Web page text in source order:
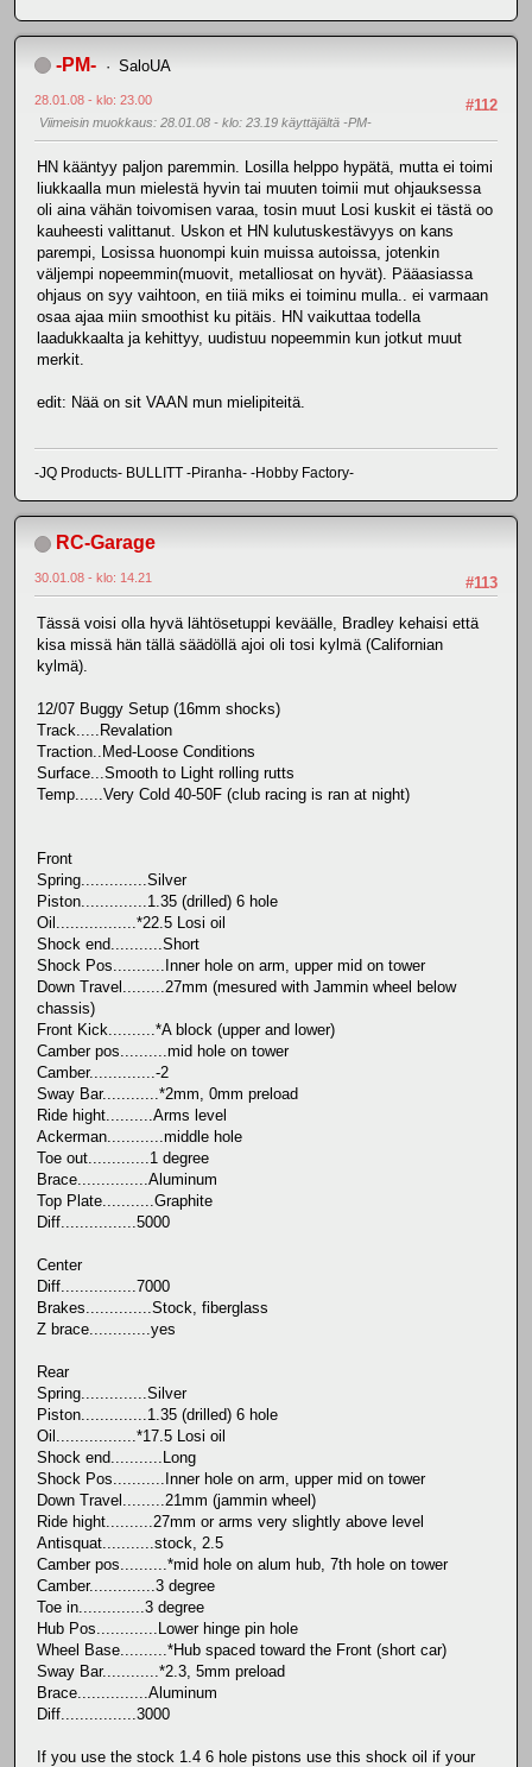
-PM- SaloUA
#112
28.01.08 - klo: 23.00
Viimeisin muokkaus: 28.01.08 - klo: 23.19 käyttäjältä -PM-
HN kääntyy paljon paremmin. Losilla helppo hypätä, mutta ei toimi
liukkaalla mun mielestä hyvin tai muuten toimii mut ohjauksessa
oli aina vähän toivomisen varaa, tosin muut Losi kuskit ei tästä oo
kauheesti valittanut. Uskon et HN kulutuskestävyys on kans
parempi, Losissa huonompi kuin muissa autoissa, jotenkin
väljempi nopeemmin(muovit, metalliosat on hyvät). Pääasiassa
ohjaus on syy vaihtoon, en tiiä miks ei toiminu mulla.. ei varmaan
osaa ajaa miin smoothist ku pitäis. HN vaikuttaa todella
laadukkaalta ja kehittyy, uudistuu nopeemmin kun jotkut muut
merkit.
edit: Nää on sit VAAN mun mielipiteitä.
-JQ Products- BULLITT -Piranha- -Hobby Factory-
RC-Garage
#113
30.01.08 - klo: 14.21
Tässä voisi olla hyvä lähtösetuppi keväälle, Bradley kehaisi että
kisa missä hän tällä säädöllä ajoi oli tosi kylmä (Californian
kylmä).
12/07 Buggy Setup (16mm shocks)
Track.....Revalation
Traction..Med-Loose Conditions
Surface...Smooth to Light rolling rutts
Temp......Very Cold 40-50F (club racing is ran at night)
Front
Spring..............Silver
Piston..............1.35 (drilled) 6 hole
Oil.................*22.5 Losi oil
Shock end...........Short
Shock Pos...........Inner hole on arm, upper mid on tower
Down Travel.........27mm (mesured with Jammin wheel below
chassis)
Front Kick..........*A block (upper and lower)
Camber pos..........mid hole on tower
Camber..............-2
Sway Bar............*2mm, 0mm preload
Ride hight..........Arms level
Ackerman............middle hole
Toe out.............1 degree
Brace...............Aluminum
Top Plate...........Graphite
Diff................5000
Center
Diff................7000
Brakes..............Stock, fiberglass
Z brace.............yes
Rear
Spring..............Silver
Piston..............1.35 (drilled) 6 hole
Oil.................*17.5 Losi oil
Shock end...........Long
Shock Pos...........Inner hole on arm, upper mid on tower
Down Travel.........21mm (jammin wheel)
Ride hight..........27mm or arms very slightly above level
Antisquat...........stock, 2.5
Camber pos..........*mid hole on alum hub, 7th hole on tower
Camber..............3 degree
Toe in..............3 degree
Hub Pos.............Lower hinge pin hole
Wheel Base..........*Hub spaced toward the Front (short car)
Sway Bar............*2.3, 5mm preload
Brace...............Aluminum
Diff................3000
If you use the stock 1.4 6 hole pistons use this shock oil if your